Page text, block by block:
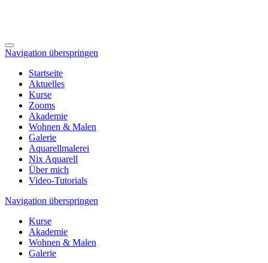
Navigation überspringen
Startseite
Aktuelles
Kurse
Zooms
Akademie
Wohnen & Malen
Galerie
Aquarellmalerei
Nix Aquarell
Über mich
Video-Tutorials
Navigation überspringen
Kurse
Akademie
Wohnen & Malen
Galerie